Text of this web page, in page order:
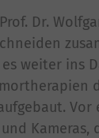
Dr.
weiter